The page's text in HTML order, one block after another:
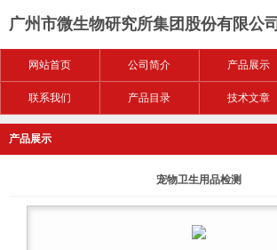
广州市微生物研究所集团股份有限公司
网站首页 公司简介 产品展示
联系我们 产品目录 技术文章
产品展示
宠物卫生用品检测